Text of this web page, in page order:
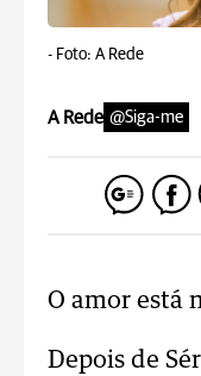
- Foto: A Rede
A Rede @Siga-me
O amor está
Depois de